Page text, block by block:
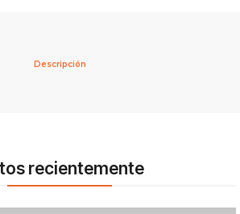
Descripción
recientemente